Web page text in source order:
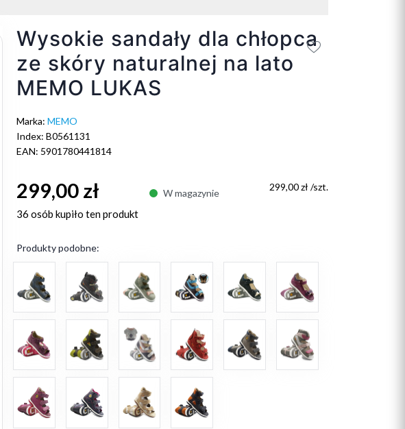
Wysokie sandały dla chłopca
ze skóry naturalnej na lato
MEMO LUKAS
Marka: MEMO
Index: B0561131
EAN: 5901780441814
299,00 zł W magazynie
299,00 zł /szt.
36 osób kupiło ten produkt
Produkty podobne: